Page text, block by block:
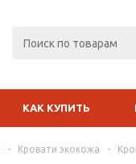
КАК КУПИТЬ
- Кровати экокожа -